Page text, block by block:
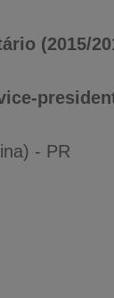
(2015/
- PR